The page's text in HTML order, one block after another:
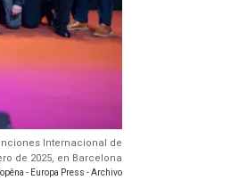
Internacional de
de 2025, en Barcelona
- Europa Press - Archivo